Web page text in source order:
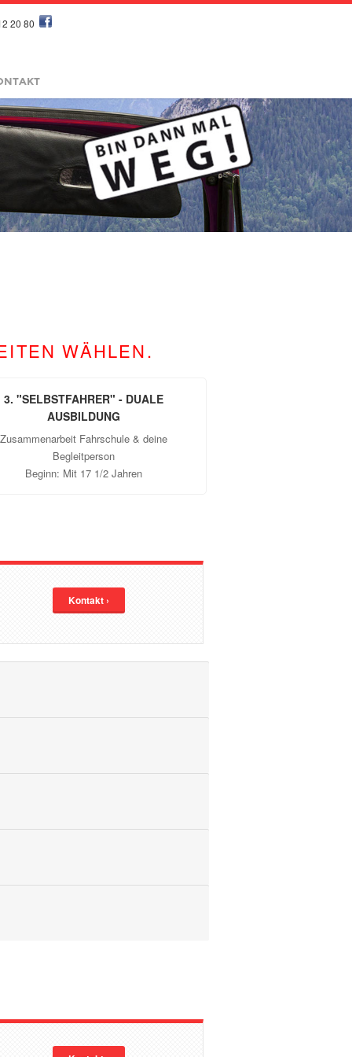
20 80
WÄHLEN.
3. "SELBSTFAHRER" - DUALE
AUSBILDUNG
Zusammenarbeit Fahrschule & deine
Begleitperson
Beginn: Mit 17 1/2 Jahren
Kontakt ›